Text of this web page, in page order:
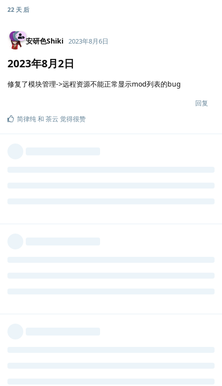
22 天 后
安研色Shiki 2023年8月6日
2023年8月2日
修复了模块管理->远程资源不能正常显示mod列表的bug
回复
简律纯和 茶云 觉得很赞